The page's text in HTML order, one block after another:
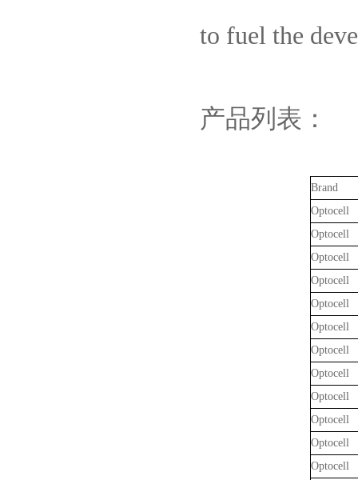
to fuel the
产品列表：
Brand
Optocell
Optocell
Optocell
Optocell
Optocell
Optocell
Optocell
Optocell
Optocell
Optocell
Optocell
Optocell